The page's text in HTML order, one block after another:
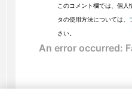
このコメント欄では、個
タの使用方法については、
さい。